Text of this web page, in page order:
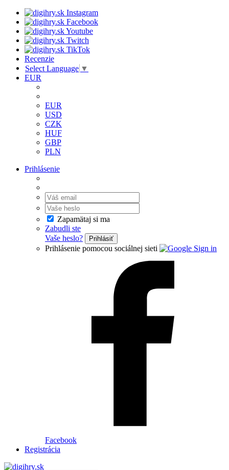
Recenzie
Select Language ▼
EUR
EUR
USD
CZK
HUF
GBP
PLN
Prihlásenie
Zapamätaj si ma
Zabudli ste
Vaše heslo?
Prihlásiť
Prihlásenie pomocou sociálnej sieti
Facebook
Registrácia